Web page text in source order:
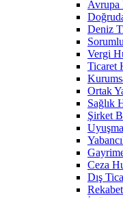
Deniz
Vergi
Ticaret
Ortak
Sağlık
Şirket
Ceza
Dış